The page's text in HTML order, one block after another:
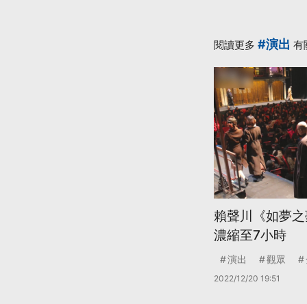
閱讀更多 #演出 有
賴聲川《如夢
濃縮至7小時
演出 觀眾
2022/12/20 19:51